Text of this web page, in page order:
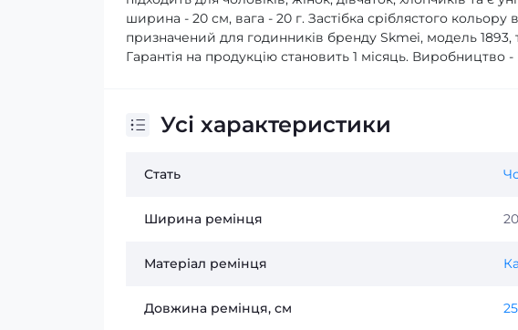
ширина - 20 см, вага - 20 г. Застібка сріблястого
призначений для годинників бренду Skmei, модель
Гарантія на продукцію становить 1 місяць. Виробництво
Усі характеристики
Стать
Ширина ремінця 20
Матеріал ремінця
Довжина ремінця, см 25